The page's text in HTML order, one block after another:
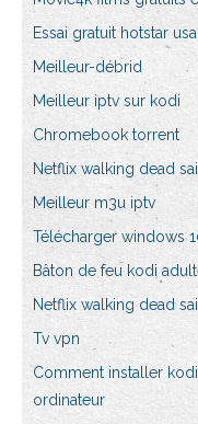
Essai gratuit hotstar usa
Meilleur-débrid
Meilleur iptv sur kodi
Chromebook torrent
Netflix walking dead
Meilleur m3u iptv
Télécharger windows
Bâton de feu kodi
Netflix walking dead
Tv vpn
Comment installer
ordinateur